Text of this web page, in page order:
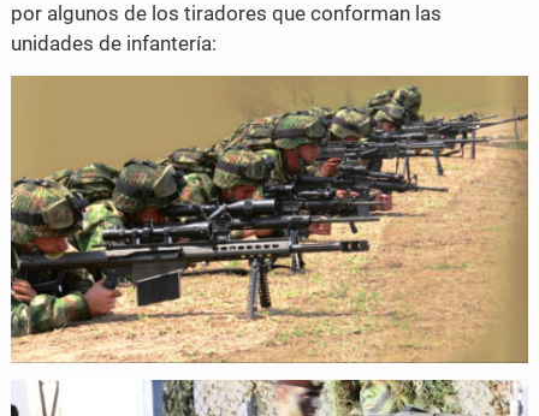
por algunos de los tiradores que conforman las
unidades de infantería: